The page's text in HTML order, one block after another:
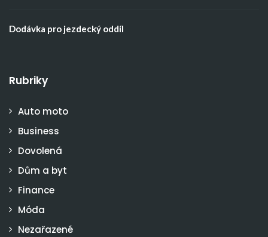
Dodávka pro jezdecký oddíl
Rubriky
Auto moto
Business
Dovolená
Dům a byt
Finance
Móda
Nezařazené